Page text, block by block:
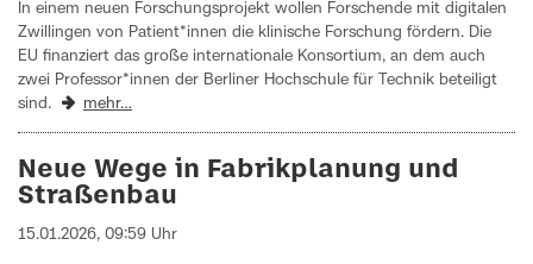
In einem neuen Forschungsprojekt wollen Forschende mit digitalen
Zwillingen von Patient*innen die klinische Forschung fördern. Die
EU finanziert das große internationale Konsortium, an dem auch
zwei Professor*innen der Berliner Hochschule für Technik beteiligt
sind.
mehr…
Neue Wege in Fabrikplanung und
Straßenbau
15.01.2026, 09:59 Uhr